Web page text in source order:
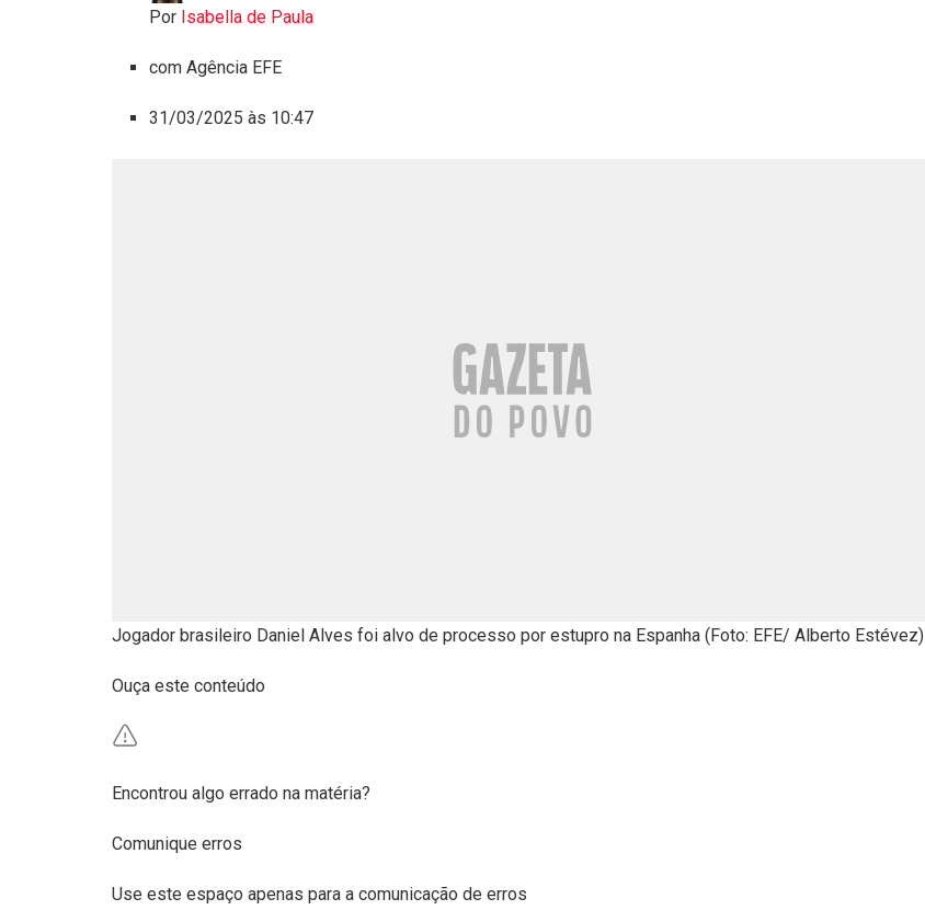
Por Isabella de Paula
com Agência EFE
31/03/2025 às 10:47
Jogador brasileiro Daniel Alves foi alvo de processo por estupro na Espanha (Foto: EFE/ Alberto Estévez)
Ouça este conteúdo
Encontrou algo errado na matéria?
Comunique erros
Use este espaço apenas para a comunicação de erros